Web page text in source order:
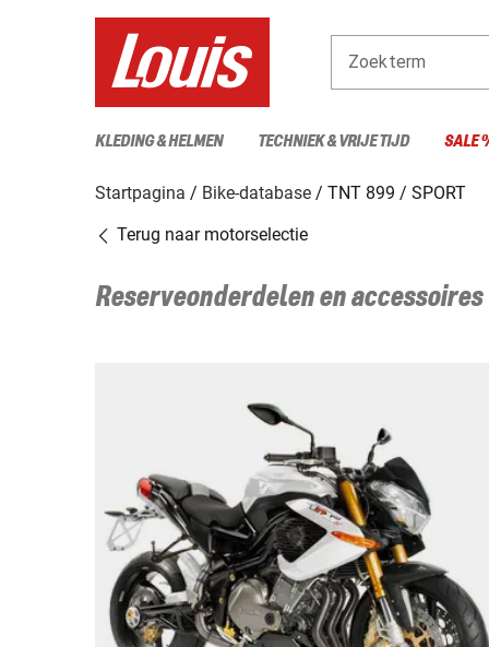
Zoekterm
KLEDING & HELMEN TECHNIEK & VRIJE TIJD SALE
Startpagina Bike-database
TNT 899 / SPORT
Terug naar motorselectie
Reserveonderdelen en